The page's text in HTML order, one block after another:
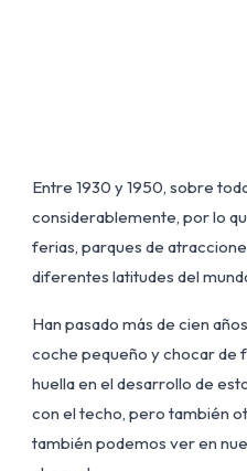
Entre 1930 y 1950, sobre
considerablemente, por lo
ferias, parques de
diferentes latitudes del
Han pasado más de cien
coche pequeño y chocar de
huella en el desarrollo de
con el techo, pero también
también podemos ver en